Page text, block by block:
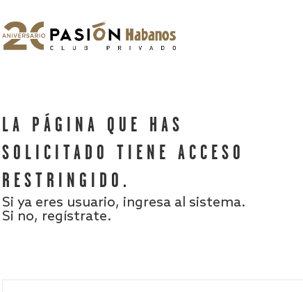
LA PÁGINA QUE HAS
SOLICITADO TIENE ACCESO
RESTRINGIDO.
Si ya eres usuario, ingresa al sistema.
Si no, regístrate.